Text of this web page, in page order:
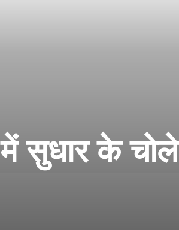
सुधार के चोले